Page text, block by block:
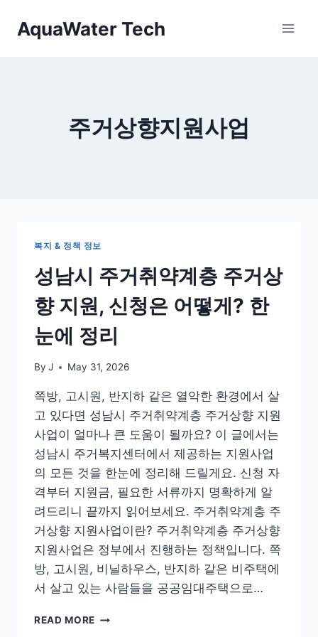
AquaWater Tech
주거상향지원사업
복지 & 정책 정보
성남시 주거취약계층 주거상
향 지원, 신청은 어떻게? 한
눈에 정리
By J May 31, 2026
쪽방, 고시원, 반지하 같은 열악한 환경에서 살
고 있다면 성남시 주거취약계층 주거상향 지원
사업이 얼마나 큰 도움이 될까요? 이 글에서는
성남시 주거복지센터에서 제공하는 지원사업
의 모든 것을 한눈에 정리해 드릴게요. 신청 자
격부터 지원금, 필요한 서류까지 명확하게 알
려드리니 끝까지 읽어보세요. 주거취약계층 주
거상향 지원사업이란? 주거취약계층 주거상향
지원사업은 정부에서 진행하는 정책입니다. 쪽
방, 고시원, 비닐하우스, 반지하 같은 비주택에
서 살고 있는 사람들을 공공임대주택으로…
READ MORE 성